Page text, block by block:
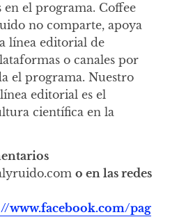
en el programa. Coffee
no comparte, apoya
línea editorial de
o canales por
el programa. Nuestro
editorial es el
científica en la
o en las redes
www.facebook.com/pag